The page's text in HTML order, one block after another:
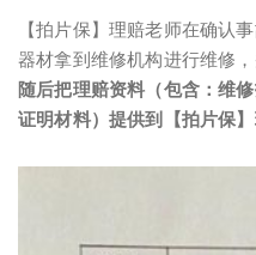
【拍片保】理赔老师在确认
器材拿到维修机构进行维修
随后把理赔资料（包含：维
证明材料）提供到【拍片保